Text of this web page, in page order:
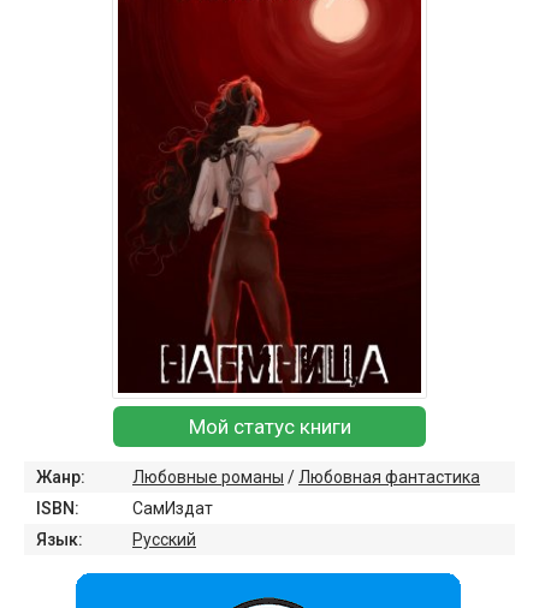
Мой статус книги
Жанр: Любовные романы / Любовная фантастика
ISBN:
СамИздат
Язык:
Русский